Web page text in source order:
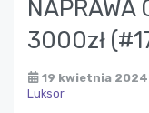
NAPRAWA
3000zł
19 kwietnia 2024
Luksor